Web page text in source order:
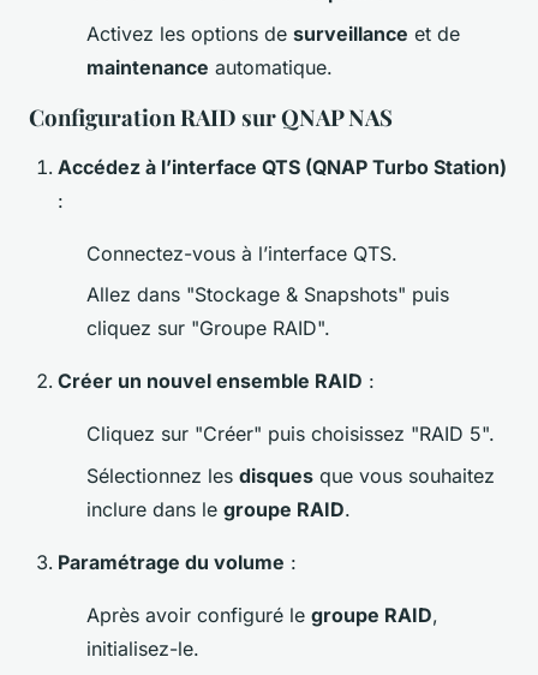
Activez les options de surveillance et de
maintenance automatique.
Configuration RAID sur QNAP NAS
Accédez à l’interface QTS (QNAP Turbo Station)
:
Connectez-vous à l’interface QTS.
Allez dans "Stockage & Snapshots" puis
cliquez sur "Groupe RAID".
Créer un nouvel ensemble RAID :
Cliquez sur "Créer" puis choisissez "RAID 5".
Sélectionnez les disques que vous souhaitez
inclure dans le groupe RAID.
Paramétrage du volume :
Après avoir configuré le groupe RAID,
initialisez-le.